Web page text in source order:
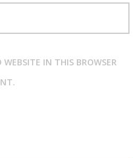
IN THIS BROWSER